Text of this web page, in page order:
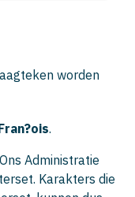
worden
.
Administratie
Karakters die